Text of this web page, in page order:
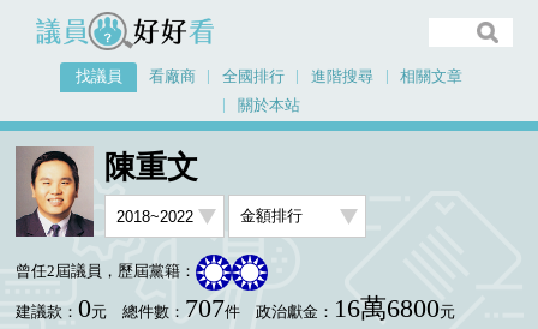
議員好好看
找議員 看廠商 全國排行 進階搜尋
相關文章
關於本站
首頁 找議員
陳重文
曾任2屆議員，歷屆黨籍：
建議款： 0元 總件數： 707件 政治獻金： 16萬6800元